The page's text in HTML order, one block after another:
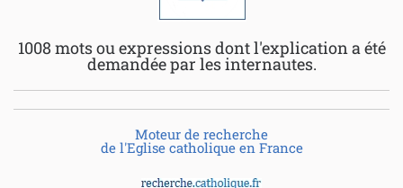
1008 mots ou expressions dont l'explication a été
demandée par les internautes.
Moteur de recherche
de l'Eglise catholique en France